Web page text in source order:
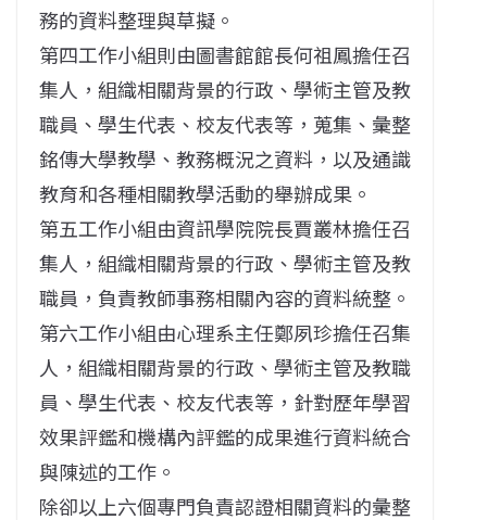
務的資料整理與草擬。
第四工作小組則由圖書館館長何祖鳳擔任召
集人，組織相關背景的行政、學術主管及教
職員、學生代表、校友代表等，蒐集、彙整
銘傳大學教學、教務概況之資料，以及通識
教育和各種相關教學活動的舉辦成果。
第五工作小組由資訊學院院長賈叢林擔任召
集人，組織相關背景的行政、學術主管及教
職員，負責教師事務相關內容的資料統整。
第六工作小組由心理系主任鄭夙珍擔任召集
人，組織相關背景的行政、學術主管及教職
員、學生代表、校友代表等，針對歷年學習
效果評鑑和機構內評鑑的成果進行資料統合
與陳述的工作。
除卻以上六個專門負責認證相關資料的彙整